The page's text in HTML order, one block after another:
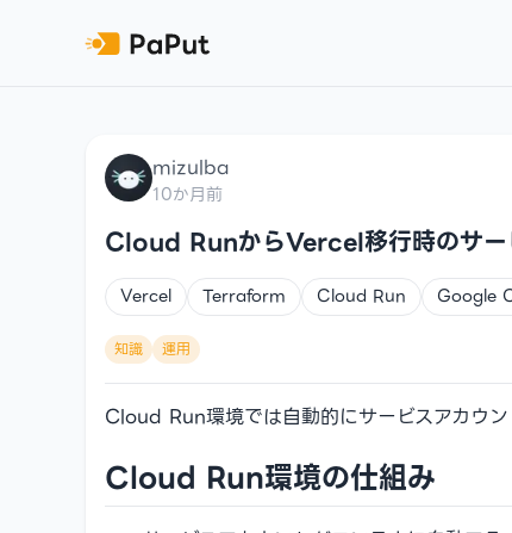
mizulba
10か月前
Cloud RunからVercel移行時のサー
Vercel Terraform Cloud Run Google
知識 運用
Cloud Run環境では自動的にサービスアカウ
Cloud Run環境の仕組み